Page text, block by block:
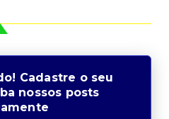
Cadastre o seu
nossos posts